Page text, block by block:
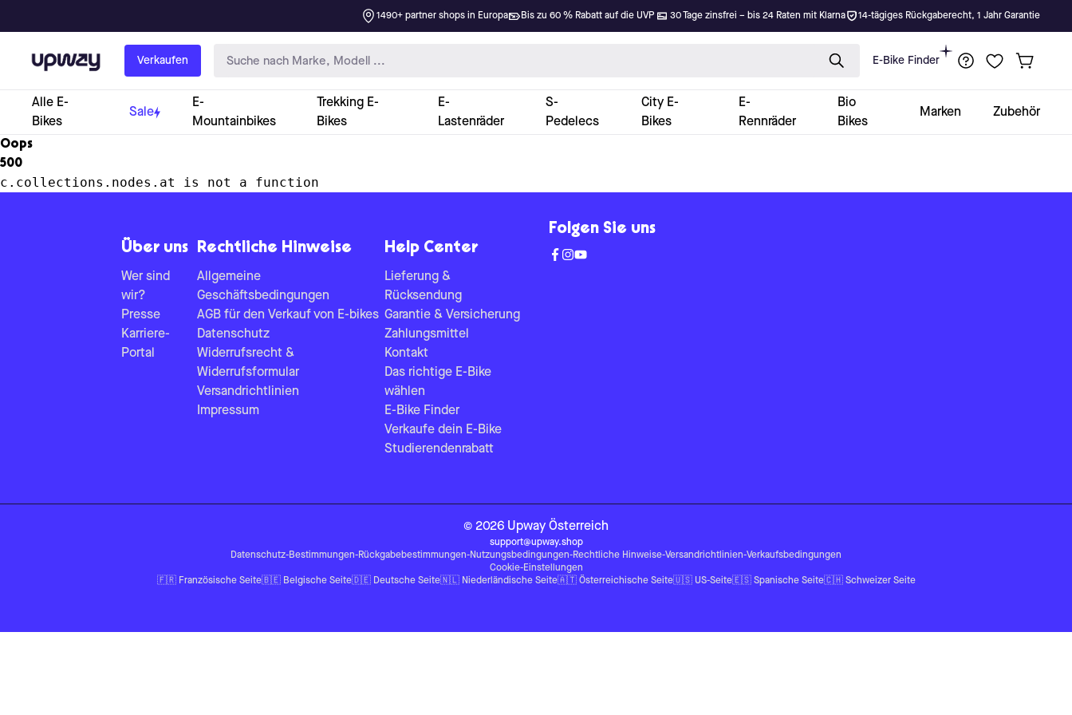
1490+ partner shops in Europa Bis zu 60 % Rabatt auf die UVP 30 Tage zinsfrei – bis 24 Raten mit Klarna 14-tägiges Rückgaberecht, 1 Jahr Garantie
Upway Verkaufen E-Bike Finder
Alle E-
Bikes
Sale
E-
Mountainbikes
Trekking E-
Bikes
E-
Lastenräder
S-
Pedelecs
City E-
Bikes
E-
Rennräder
Bio
Bikes
Marken Zubehör
Oops
500
c.collections.nodes.at is not a function
Über uns
Wer sind
wir?
Presse
Karriere-
Portal
Rechtliche Hinweise
Allgemeine
Geschäftsbedingungen
AGB für den Verkauf von E-bikes
Datenschutz
Widerrufsrecht &
Widerrufsformular
Versandrichtlinien
Impressum
Help Center
Lieferung &
Rücksendung
Garantie & Versicherung
Zahlungsmittel
Kontakt
Das richtige E-Bike
wählen
E-Bike Finder
Verkaufe dein E-Bike
Studierendenrabatt
Folgen Sie uns
© 2026 Upway Österreich
support@upway.shop
Datenschutz-Bestimmungen-Rückgabebestimmungen-Nutzungsbedingungen-Rechtliche Hinweise-Versandrichtlinien-Verkaufsbedingungen
Cookie-Einstellungen
🇫🇷 Französische Seite🇧🇪 Belgische Seite🇩🇪 Deutsche Seite🇳🇱 Niederländische Seite🇦🇹 Österreichische Seite🇺🇸 US-Seite🇪🇸 Spanische Seite🇨🇭 Schweizer Seite